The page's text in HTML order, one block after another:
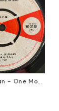
– One Morn
】